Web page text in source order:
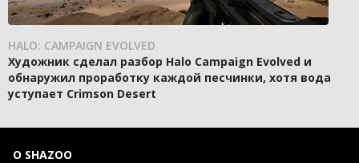
HALO: CAMPAIGN EVOLVED
Художник сделал разбор Halo Campaign Evolved и
обнаружил проработку каждой песчинки, хотя вода
уступает Crimson Desert
О SHAZOO